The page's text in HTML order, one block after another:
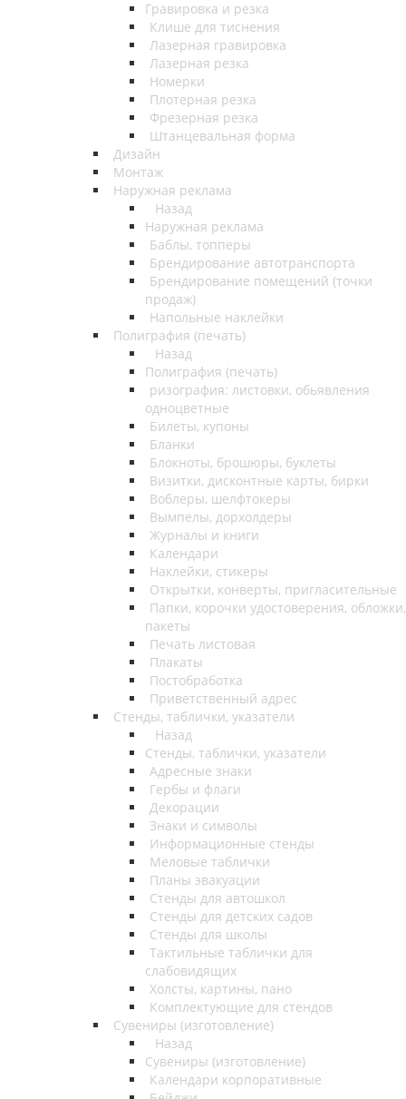
Гравировка и резка
Клише для тиснения
Лазерная гравировка
Лазерная резка
Номерки
Плотерная резка
Фрезерная резка
Штанцевальная форма
Дизайн
Монтаж
Наружная реклама
Назад
Наружная реклама
Баблы, топперы
Брендирование автотранспорта
Брендирование помещений (точки
продаж)
Напольные наклейки
Полиграфия (печать)
Назад
Полиграфия (печать)
ризография: листовки, обьявления
одноцветные
Билеты, купоны
Бланки
Блокноты, брошюры, буклеты
Визитки, дисконтные карты, бирки
Воблеры, шелфтокеры
Вымпелы, дорхолдеры
Журналы и книги
Календари
Наклейки, стикеры
Открытки, конверты, пригласительные
Папки, корочки удостоверения, обложки,
пакеты
Печать листовая
Плакаты
Постобработка
Приветственный адрес
Стенды, таблички, указатели
Назад
Стенды, таблички, указатели
Адресные знаки
Гербы и флаги
Декорации
Знаки и символы
Информационные стенды
Меловые таблички
Планы эвакуации
Стенды для автошкол
Стенды для детских садов
Стенды для школы
Тактильные таблички для
слабовидящих
Холсты, картины, пано
Комплектующие для стендов
Сувениры (изготовление)
Назад
Сувениры (изготовление)
Календари корпоративные